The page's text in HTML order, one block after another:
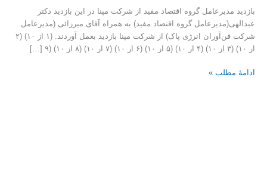
بازدید مدیرعامل گروه اقتصاد مفید از شرکت مپنا در این بازدید دکتر
عبدالهی(مدیرعامل گروه اقتصاد مفید) به همراه آقای میرزائی (مدیرعامل
شرکت فن‌آوران انرژی پاک) از شرکت مپنا بازدید بعمل آوردند. (۱ از ۱۰) (۲
از ۱۰) (۳ از ۱۰) (۴ از ۱۰) (۵ از ۱۰) (۶ از ۱۰) (۷ از ۱۰) (۸ از ۱۰) (۹ […]
مپنا(۱۴۰۱/۰۱/۳۱)
ادامۀ مطلب »